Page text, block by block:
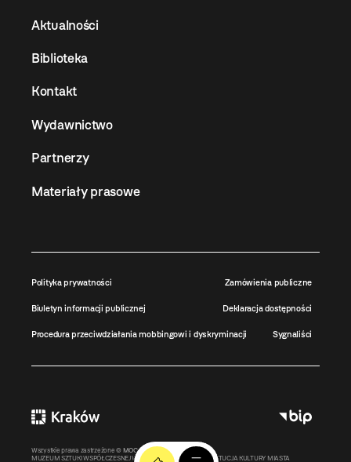
Aktualności
Biblioteka
Kontakt
Wydawnictwo
Partnerzy
Materiały prasowe
Polityka prywatności Zamówienia publiczne
Biuletyn informacji publicznej Deklaracja dostępności
Procedura przeciwdziałania mobbingowi i dyskryminacji Sygnaliści
Wszystkie prawa zastrzeżone © MOCAK2011-2026
MUZEUM SZTUKI WSPÓŁCZESNEJ W KRAKOWIE MOCAK – INSTYTUCJA KULTURY MIASTA